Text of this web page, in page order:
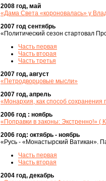
2008 год, май
«Дама Света «короновалась» у
2007 год сентябрь
«Политический сезон стартовал
Часть первая
Часть вторая
Часть третья
2007 год, август
«Петродворцовые мысли»
2007 год, апрель
«Монархия, как способ сохранения
2006 год : ноябрь
«Поправки в законы: Экстренно!» (
2006 год: октябрь - ноябрь
«Русь - «Монастырский Ватикан».
Часть первая
Часть вторая
2004 год, декабрь